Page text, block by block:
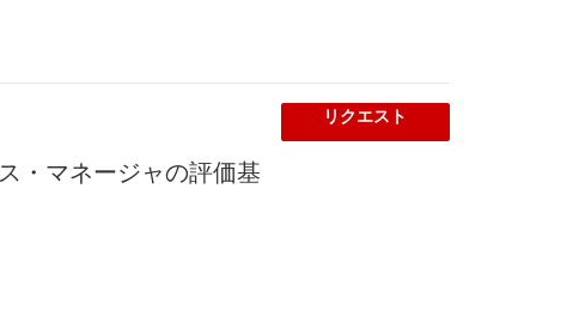
・マネージャの評価基
リクエスト